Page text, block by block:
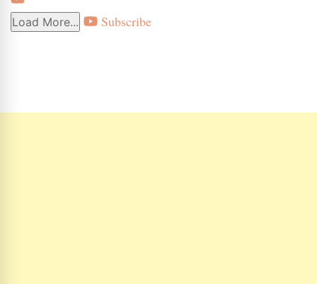
Load More... Subscribe